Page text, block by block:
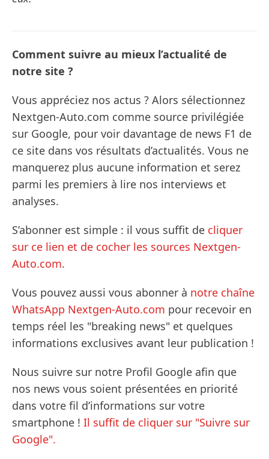
Comment suivre au mieux l’actualité de
notre site ?
Vous appréciez nos actus ? Alors sélectionnez
Nextgen-Auto.com comme source privilégiée
sur Google, pour voir davantage de news F1 de
ce site dans vos résultats d’actualités. Vous ne
manquerez plus aucune information et serez
parmi les premiers à lire nos interviews et
analyses.
S’abonner est simple : il vous suffit de cliquer
sur ce lien et de cocher les sources Nextgen-
Auto.com.
Vous pouvez aussi vous abonner à notre chaîne
WhatsApp Nextgen-Auto.com pour recevoir en
temps réel les "breaking news" et quelques
informations exclusives avant leur publication !
Nous suivre sur notre Profil Google afin que
nos news vous soient présentées en priorité
dans votre fil d’informations sur votre
smartphone ! Il suffit de cliquer sur "Suivre sur
Google".